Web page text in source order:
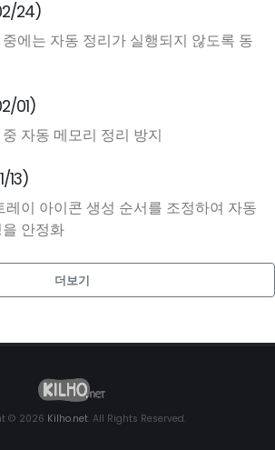
24)
에는 자동 정리가 실행되지 않도록 동
01)
자동 메모리 정리 방지
13)
레이 아이콘 생성 순서를 조정하여 자동
안정화
더보기
© 2026 Kilho.net. All Rights Reserved.